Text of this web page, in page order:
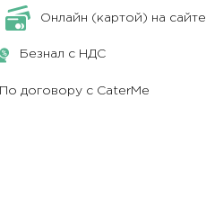
Онлайн (картой) на сайте
Безнал с НДС
По договору с CaterMe